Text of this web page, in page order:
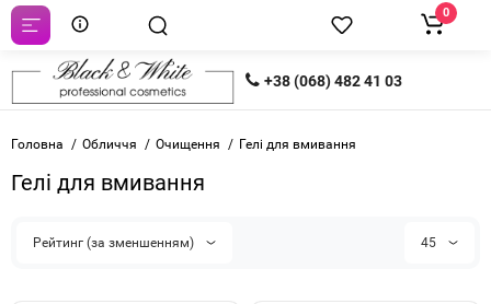
+38 (068) 482 41 03
0
Головна Обличчя Очищення Гелі для вмивання
Гелі для вмивання
Рейтинг (за зменшенням) 45